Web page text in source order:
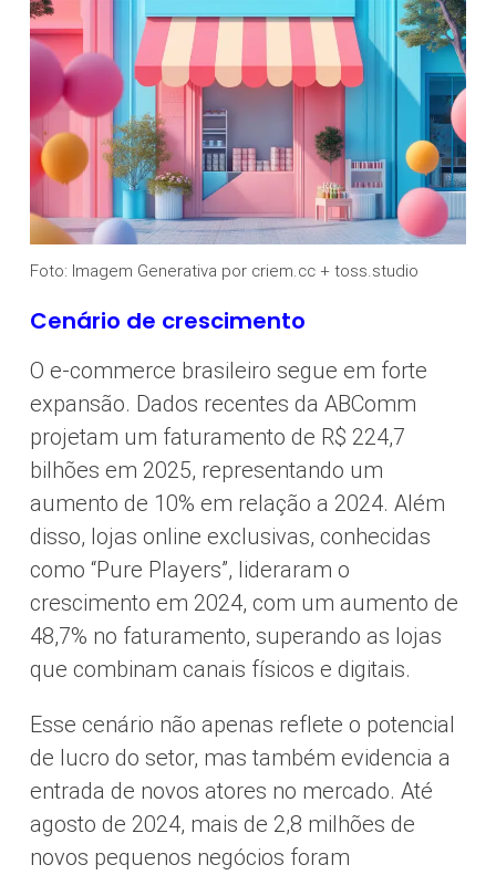
Foto: Imagem Generativa por criem.cc + toss.studio
Cenário de crescimento
O e-commerce brasileiro segue em forte
expansão. Dados recentes da ABComm
projetam um faturamento de R$ 224,7
bilhões em 2025, representando um
aumento de 10% em relação a 2024. Além
disso, lojas online exclusivas, conhecidas
como “Pure Players”, lideraram o
crescimento em 2024, com um aumento de
48,7% no faturamento, superando as lojas
que combinam canais físicos e digitais.
Esse cenário não apenas reflete o potencial
de lucro do setor, mas também evidencia a
entrada de novos atores no mercado. Até
agosto de 2024, mais de 2,8 milhões de
novos pequenos negócios foram